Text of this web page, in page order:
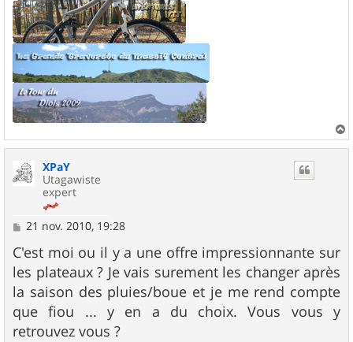
a
XPaY
Utagawiste
expert
M
s
s
a
g
e
21 nov. 2010, 19:28
C'est moi ou il y a une offre impressionnante sur
les plateaux ? Je vais surement les changer après
la saison des pluies/boue et je me rend compte
que fiou ... y en a du choix. Vous vous y
retrouvez vous ?